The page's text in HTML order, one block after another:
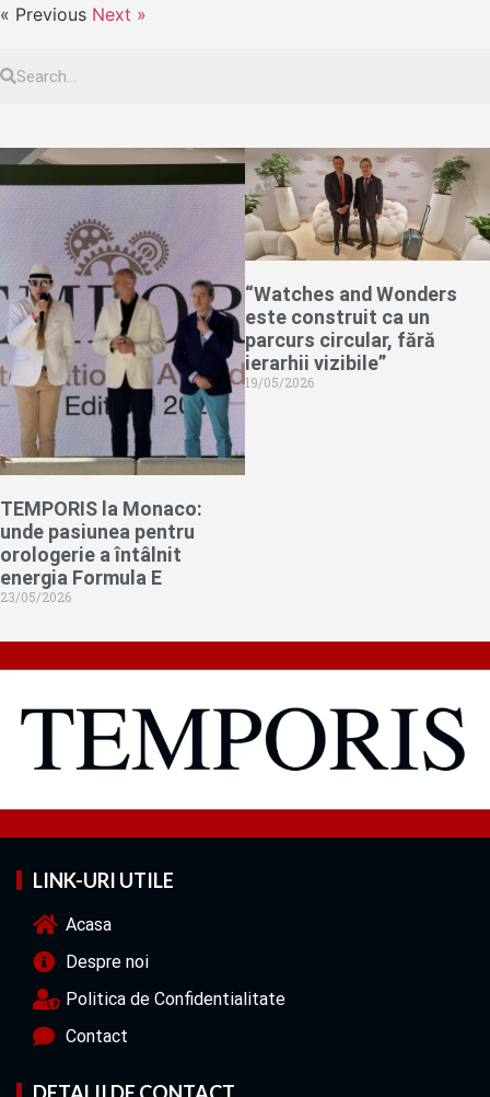
« Previous Next »
TEMPORIS la Monaco:
unde pasiunea pentru
orologerie a întâlnit
energia Formula E
23/05/2026
“Watches and Wonders
este construit ca un
parcurs circular, fără
ierarhii vizibile”
19/05/2026
LINK-URI UTILE
Acasa
Despre noi
Politica de Confidentialitate
Contact